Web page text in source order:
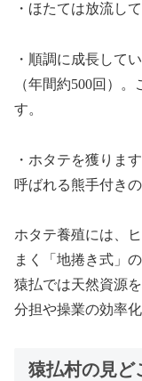
・ほたては放流し
・順調に成長して
（年間約500回）
す。
・ホタテを獲りま
呼ばれる熊手付き
ホタテ養殖には、
まく「地捲き式」
猿払では天然資源
分担や操業の効率
猿払村の見ど